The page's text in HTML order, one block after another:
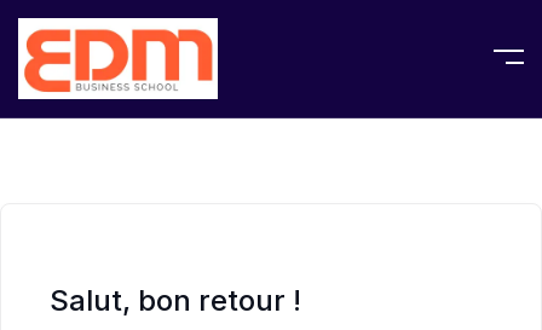
Salut, bon retour !